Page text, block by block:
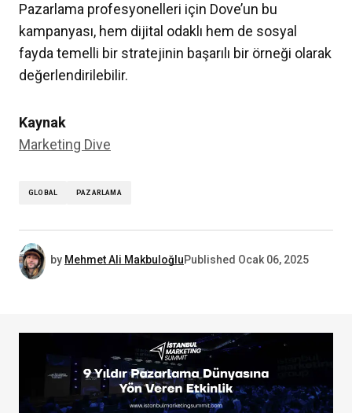
Pazarlama profesyonelleri için Dove’un bu
kampanyası, hem dijital odaklı hem de sosyal
fayda temelli bir stratejinin başarılı bir örneği olarak
değerlendirilebilir.
Kaynak
Marketing Dive
GLOBAL PAZARLAMA
by Mehmet Ali MakbuloğluPublished Ocak 06, 2025